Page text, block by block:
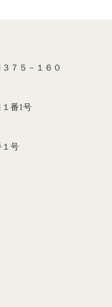
７５－１６０
番1号
１号